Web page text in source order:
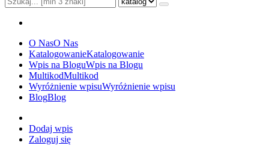
O NasO Nas
KatalogowanieKatalogowanie
Wpis na BloguWpis na Blogu
MultikodMultikod
Wyróżnienie wpisuWyróżnienie wpisu
BlogBlog
Dodaj wpis
Zaloguj się